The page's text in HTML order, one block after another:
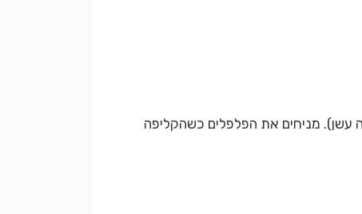
עשן). מניחים את הפלפלים כשהקליפה